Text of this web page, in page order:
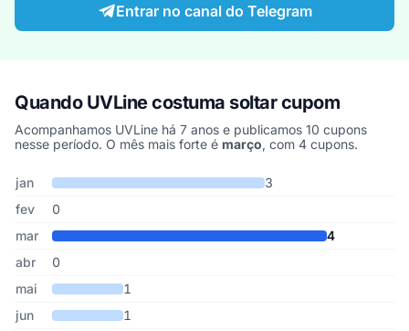
Entrar no canal do Telegram
Quando UVLine costuma soltar cupom
Acompanhamos UVLine há 7 anos e publicamos 10 cupons
nesse período. O mês mais forte é março, com 4 cupons.
Cupons de UVLine publicados por mês, somando os últimos 7
Mês Cupons publicadosDesconto médio
jan
3
fev
0
mar
4
abr
0
mai
1
jun
1